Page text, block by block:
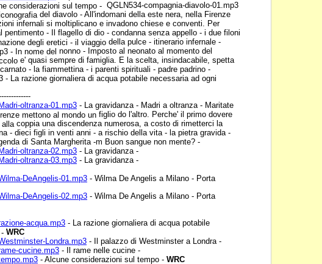
considerazioni sul tempo - QGLN534-compagnia-diavolo-01.mp3
del diavolo - All'indomani della este nera, nella Firenze
infernali si moltiplicano e invadono chiese e conventi. Per
pentimento - Il flagello di dio - condanna senzaappello - i due filoni
degli eretici - il viaggio della pulce - itinerario infernale -
- In nome del nonno - Imposto al neonato al momento del
e' quasi sempre di famiglia. E la scelta, insindacabile, spetta
- la fiammettina - i parenti spirituali - padre padrino -
- La razione giornaliera di acqua potabile necessaria ad ogni
oltranza-01.mp3 - La gravidanza - Madri a oltranza - Maritate
mettono al mondo un figlio do l'altro. Perche' il primo dovere
alla coppia una discendenza numerosa, a costo di rimetterci la
- dieci figli in venti anni - a rischio della vita - la pietra gravida -
di Santa Margherita -m Buon sangue non mente? -
oltranza-02.mp3 - La gravidanza -
oltranza-03.mp3 - La gravidanza -
DeAngelis-01.mp3 - Wilma De Angelis a Milano - Porta
DeAngelis-02.mp3 - Wilma De Angelis a Milano - Porta
acqua.mp3 - La razione giornaliera di acqua potabile
WRC
Londra.mp3 - Il palazzo di Westminster a Londra -
cucine.mp3 - Il rame nelle cucine -
- Alcune considerazioni sul tempo - WRC